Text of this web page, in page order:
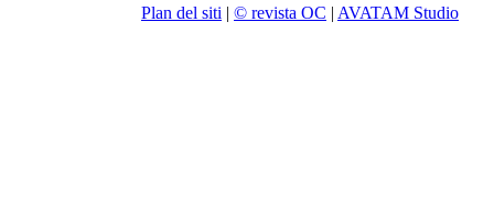
Plan del siti | © revista OC | AVATAM Studio